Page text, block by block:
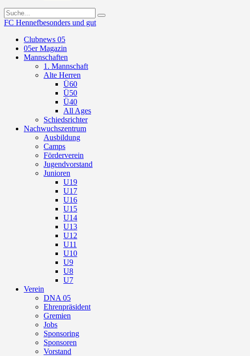
FC Hennefbesonders und gut
Clubnews 05
05er Magazin
Mannschaften
1. Mannschaft
Alte Herren
Ü60
Ü50
Ü40
All Ages
Schiedsrichter
Nachwuchszentrum
Ausbildung
Camps
Förderverein
Jugendvorstand
Junioren
U19
U17
U16
U15
U14
U13
U12
U11
U10
U9
U8
U7
Verein
DNA 05
Ehrenpräsident
Gremien
Jobs
Sponsoring
Sponsoren
Vorstand